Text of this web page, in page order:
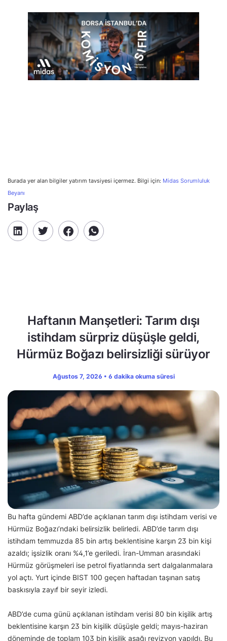
Burada yer alan bilgiler yatırım tavsiyesi içermez. Bilgi için: Midas Sorumluluk
Beyanı
Paylaş
Haftanın Manşetleri: Tarım dışı
istihdam sürpriz düşüşle geldi,
Hürmüz Boğazı belirsizliği sürüyor
Ağustos 7, 2026 • 6 dakika okuma süresi
Bu hafta gündemi ABD’de açıklanan tarım dışı istihdam verisi ve
Hürmüz Boğazı’ndaki belirsizlik belirledi. ABD’de tarım dışı
istihdam temmuzda 85 bin artış beklentisine karşın 23 bin kişi
azaldı; işsizlik oranı %4,1’e geriledi. İran-Umman arasındaki
Hürmüz görüşmeleri ise petrol fiyatlarında sert dalgalanmalara
yol açtı. Yurt içinde BIST 100 geçen haftadan taşınan satış
baskısıyla zayıf bir seyir izledi.
ABD’de cuma günü açıklanan istihdam verisi 80 bin kişilik artış
beklentisine karşın 23 bin kişilik düşüşle geldi; mayıs-haziran
döneminde de toplam 103 bin kişilik aşağı revizyon yapıldı. Bu